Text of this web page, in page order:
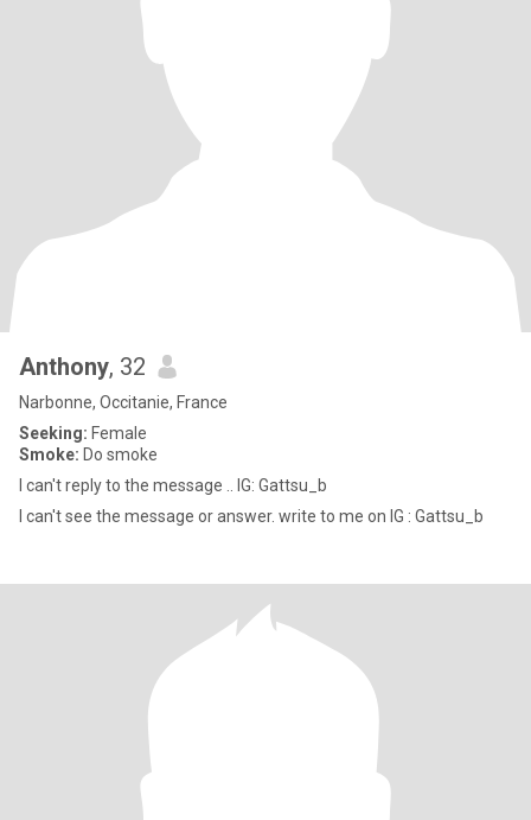
Anthony, 32
Narbonne, Occitanie, France
Seeking: Female
Smoke: Do smoke
I can't reply to the message .. IG: Gattsu_b
I can't see the message or answer. write to me on IG : Gattsu_b